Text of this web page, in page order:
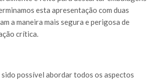
esta apresentação com duas
a maneira mais segura e perigosa de
crítica.
sido possível abordar todos os aspectos